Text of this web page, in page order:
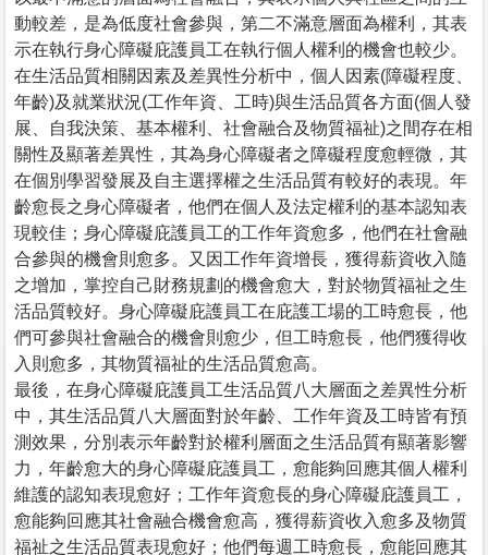
動較差，是為低度社會參與，第二不滿意層面為權利，其表
示在執行身心障礙庇護員工在執行個人權利的機會也較少。
在生活品質相關因素及差異性分析中，個人因素(障礙程度、
年齡)及就業狀況(工作年資、工時)與生活品質各方面(個人發
展、自我決策、基本權利、社會融合及物質福祉)之間存在相
關性及顯著差異性，其為身心障礙者之障礙程度愈輕微，其
在個別學習發展及自主選擇權之生活品質有較好的表現。年
齡愈長之身心障礙者，他們在個人及法定權利的基本認知表
現較佳；身心障礙庇護員工的工作年資愈多，他們在社會融
合參與的機會則愈多。又因工作年資增長，獲得薪資收入隨
之增加，掌控自己財務規劃的機會愈大，對於物質福祉之生
活品質較好。身心障礙庇護員工在庇護工場的工時愈長，他
們可參與社會融合的機會則愈少，但工時愈長，他們獲得收
入則愈多，其物質福祉的生活品質愈高。
最後，在身心障礙庇護員工生活品質八大層面之差異性分析
中，其生活品質八大層面對於年齡、工作年資及工時皆有預
測效果，分別表示年齡對於權利層面之生活品質有顯著影響
力，年齡愈大的身心障礙庇護員工，愈能夠回應其個人權利
維護的認知表現愈好；工作年資愈長的身心障礙庇護員工，
愈能夠回應其社會融合機會愈高，獲得薪資收入愈多及物質
福祉之生活品質表現愈好；他們每週工時愈長，愈能回應其